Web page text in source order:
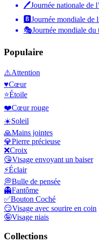
🖊Journée nationale de
🅱️Journée mondiale de
🎭Journée mondiale du
Populaire
⚠️Attention
♥️Cœur
⭐Étoile
❤️Cœur rouge
☀️Soleil
🙏Mains jointes
💎Pierre précieuse
❌Croix
😘Visage envoyant un baiser
⚡Éclair
💭Bulle de pensée
👻Fantôme
✅Bouton Coché
😏Visage avec sourire en coin
🤪Visage niais
Collections